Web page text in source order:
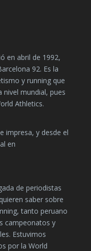
en abril de 1992,
92. Es la
y running que
nivel mundial, pues
Athletics.
impresa, y desde el
en
de periodistas
saber sobre
tanto peruano
campeonatos y
Estuvimos
por la World